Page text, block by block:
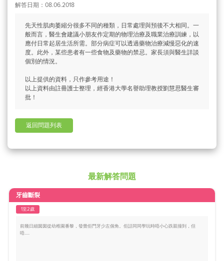
解答日期：08.06.2018
先天性肌肉萎縮分很多不同的種類，日常處理與預後不大相同。一
般而言，醫生會建議小朋友作定期的物理治療及職業治療訓練，以
應付日常起居生活所需。部分病症可以透過藥物治療減慢惡化的速
度。此外，某些患者有一些食物及藥物的禁忌。家長須與醫生詳談
個別的情況。
以上提供的資料，只作參考用途！
以上資料由註冊護士整理，經香港大學名譽助理教授劉慧思醫生審
批！
返回問題列表
最新解答問題
牙齒斷裂
1至2歲
前幾日細囡囡從幼稚園番黎，發覺佢門牙少左個角。佢話同同學玩時唔小心跌親撞到，但
唔.....